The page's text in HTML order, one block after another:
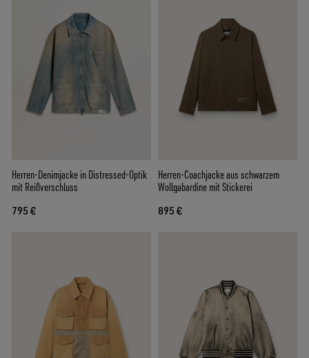
Herren-Denimjacke in Distressed-Optik
mit Reißverschluss
795 €
Herren-Coachjacke aus schwarzem
Wollgabardine mit Stickerei
895 €